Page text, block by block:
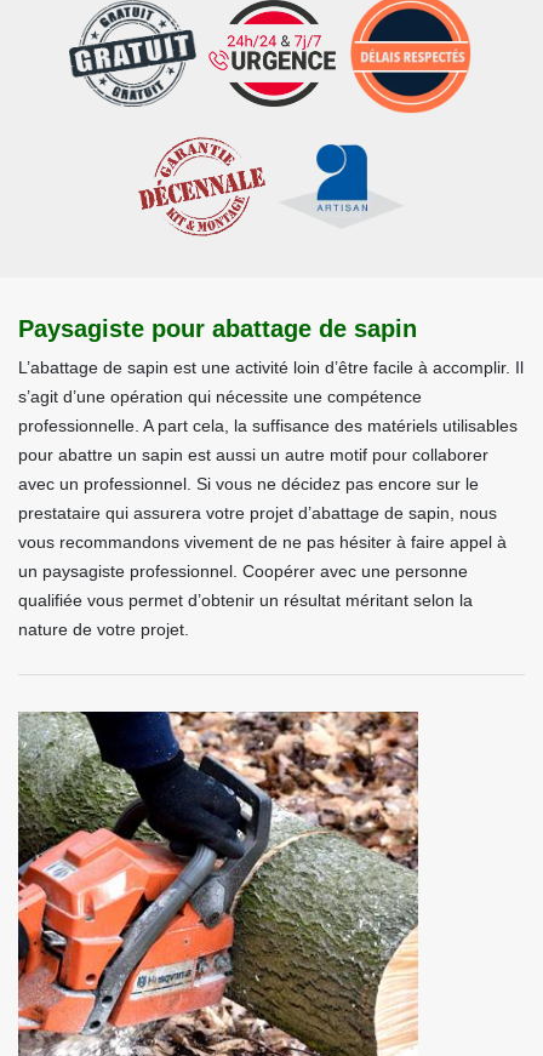
Paysagiste pour abattage de sapin
L’abattage de sapin est une activité loin d’être facile à accomplir. Il
s’agit d’une opération qui nécessite une compétence
professionnelle. A part cela, la suffisance des matériels utilisables
pour abattre un sapin est aussi un autre motif pour collaborer
avec un professionnel. Si vous ne décidez pas encore sur le
prestataire qui assurera votre projet d’abattage de sapin, nous
vous recommandons vivement de ne pas hésiter à faire appel à
un paysagiste professionnel. Coopérer avec une personne
qualifiée vous permet d’obtenir un résultat méritant selon la
nature de votre projet.